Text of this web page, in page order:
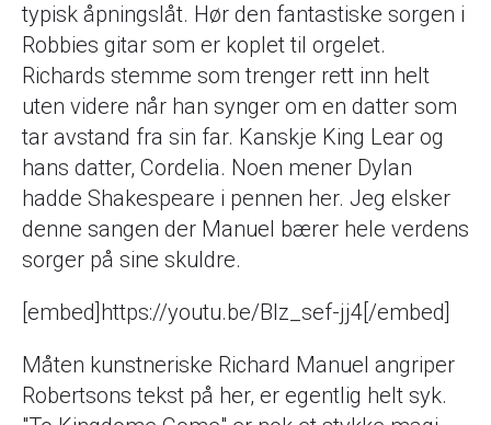
typisk åpningslåt. Hør den fantastiske sorgen i
Robbies gitar som er koplet til orgelet.
Richards stemme som trenger rett inn helt
uten videre når han synger om en datter som
tar avstand fra sin far. Kanskje King Lear og
hans datter, Cordelia. Noen mener Dylan
hadde Shakespeare i pennen her. Jeg elsker
denne sangen der Manuel bærer hele verdens
sorger på sine skuldre.
[embed]https://youtu.be/Blz_sef-jj4[/embed]
Måten kunstneriske Richard Manuel angriper
Robertsons tekst på her, er egentlig helt syk.